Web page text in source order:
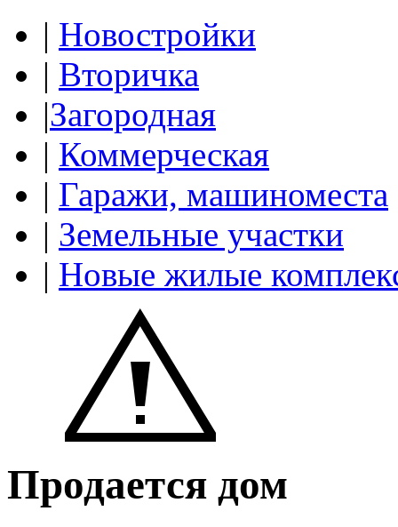
| Новостройки
| Вторичка
|Загородная
| Коммерческая
| Гаражи, машиноместа
| Земельные участки
| Новые жилые
Продается дом